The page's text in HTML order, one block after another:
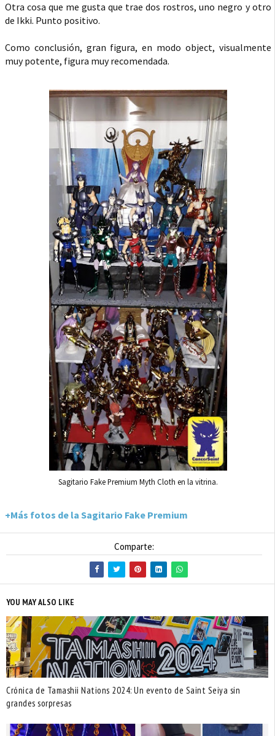
Otra cosa que me gusta que trae dos rostros, uno negro y otro
de Ikki. Punto positivo.
Como conclusión, gran figura, en modo object, visualmente
muy potente, figura muy recomendada.
Sagitario Fake Premium Myth Cloth en la vitrina.
+Más fotos de la Sagitario Fake Premium
Comparte:
YOU MAY ALSO LIKE
Crónica de Tamashii Nations 2024: Un evento de Saint Seiya sin
grandes sorpresas